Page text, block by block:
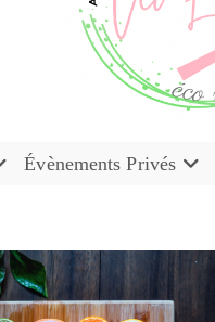
Évènements Privés